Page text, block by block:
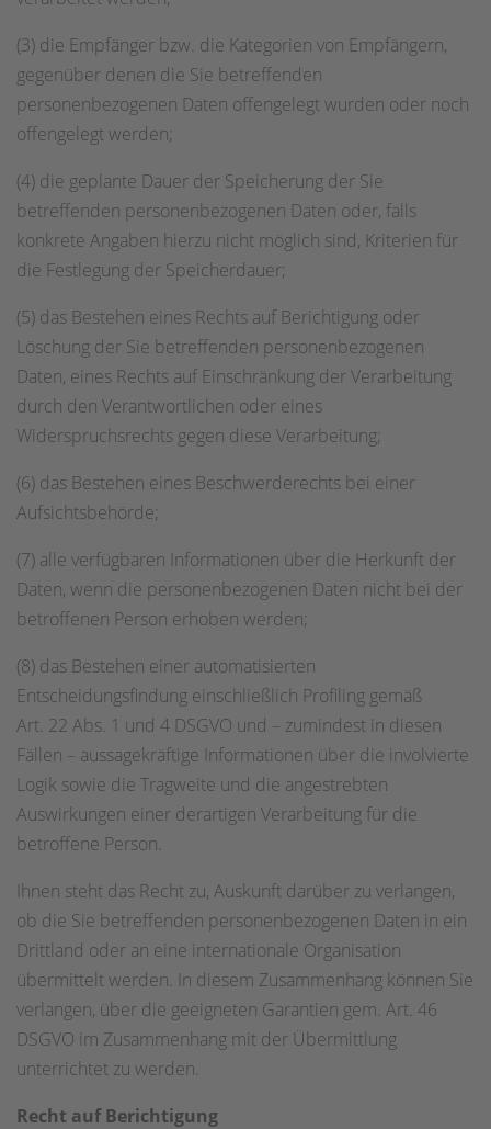
(3) die Empfänger bzw. die Kategorien von Empfängern,
gegenüber denen die Sie betreffenden
personenbezogenen Daten offengelegt wurden oder noch
offengelegt werden;
(4) die geplante Dauer der Speicherung der Sie
betreffenden personenbezogenen Daten oder, falls
konkrete Angaben hierzu nicht möglich sind, Kriterien für
die Festlegung der Speicherdauer;
(5) das Bestehen eines Rechts auf Berichtigung oder
Löschung der Sie betreffenden personenbezogenen
Daten, eines Rechts auf Einschränkung der Verarbeitung
durch den Verantwortlichen oder eines
Widerspruchsrechts gegen diese Verarbeitung;
(6) das Bestehen eines Beschwerderechts bei einer
Aufsichtsbehörde;
(7) alle verfügbaren Informationen über die Herkunft der
Daten, wenn die personenbezogenen Daten nicht bei der
betroffenen Person erhoben werden;
(8) das Bestehen einer automatisierten
Entscheidungsfindung einschließlich Profiling gemäß
Art. 22 Abs. 1 und 4 DSGVO und – zumindest in diesen
Fällen – aussagekräftige Informationen über die involvierte
Logik sowie die Tragweite und die angestrebten
Auswirkungen einer derartigen Verarbeitung für die
betroffene Person.
Ihnen steht das Recht zu, Auskunft darüber zu verlangen,
ob die Sie betreffenden personenbezogenen Daten in ein
Drittland oder an eine internationale Organisation
übermittelt werden. In diesem Zusammenhang können Sie
verlangen, über die geeigneten Garantien gem. Art. 46
DSGVO im Zusammenhang mit der Übermittlung
unterrichtet zu werden.
Recht auf Berichtigung